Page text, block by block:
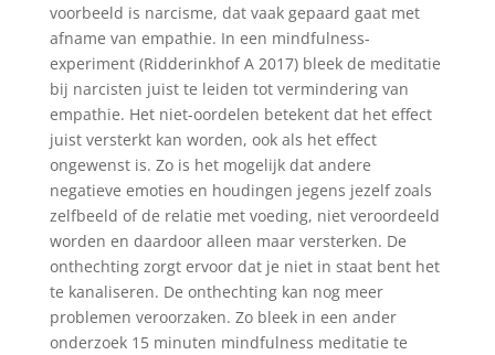
voorbeeld is narcisme, dat vaak gepaard gaat met
afname van empathie. In een mindfulness-
experiment (Ridderinkhof A 2017) bleek de meditatie
bij narcisten juist te leiden tot vermindering van
empathie. Het niet-oordelen betekent dat het effect
juist versterkt kan worden, ook als het effect
ongewenst is. Zo is het mogelijk dat andere
negatieve emoties en houdingen jegens jezelf zoals
zelfbeeld of de relatie met voeding, niet veroordeeld
worden en daardoor alleen maar versterken. De
onthechting zorgt ervoor dat je niet in staat bent het
te kanaliseren. De onthechting kan nog meer
problemen veroorzaken. Zo bleek in een ander
onderzoek 15 minuten mindfulness meditatie te